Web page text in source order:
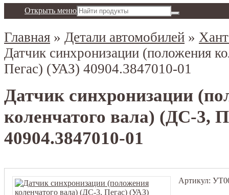
Открыть меню
Главная » Детали автомобилей »
Датчик синхронизации (положения
Пегас) (УАЗ) 40904.3847010-01
Датчик синхронизации
коленчатого вала) (ДС-3,
40904.3847010-01
Артикул: